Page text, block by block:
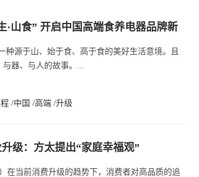
文件不存
·山食” 开启中国高端食养电器品牌新
种源于山、始于食、高于食的美好生活意境。且
器、与人的故事。...
/中国 /高端 /升级
级：方太提出“家庭幸福观”
在当前消费升级的趋势下，消费者对高品质的追